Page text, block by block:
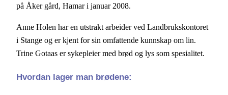
på Åker gård, Hamar i januar 2008.
Anne Holen har en utstrakt arbeider ved Landbrukskontoret
i Stange og er kjent for sin omfattende kunnskap om lin.
Trine Gotaas er sykepleier med brød og lys som spesialitet.
Hvordan lager man brødene: